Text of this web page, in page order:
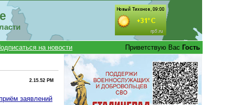
на новости Приветствую Вас Гость
2.15.52 PM
заявлений